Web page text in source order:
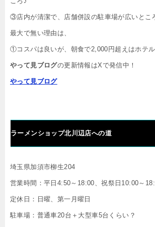
③店内が清潔で、店舗併設の駐車場が広いとこ
最大で無い理由は、
①コスパは良いが、朝食で2,000円超えはホテ
やって見ブログの更新情報はXで発信中！
やって見ブログ
ラーメンショップ北川辺店への道
埼玉県加須市柳生204
営業時間：平日4:50～18:00、祝祭日10:00～
定休日：日曜、第一月曜日
駐車場：普通車20台＋大型車5台くらい？